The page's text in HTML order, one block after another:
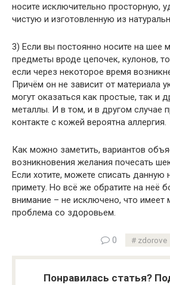
носите исключительно просторную,
чистую и изготовленную из
3) Если вы постоянно носите на шее
предметы вроде цепочек, кулонов,
если через некоторое время
Причём он не зависит от материала
могут оказаться как простые, так и
металлы. И в том, и в другом случае
контакте с кожей вероятна аллергия.
Как можно заметить, вариантов
возникновения желания почесать
Если хотите, можете списать данную
примету. Но всё же обратите на неё
внимание – не исключено, что имеет
проблема со здоровьем.
0 zdorove
Понравилась статья?